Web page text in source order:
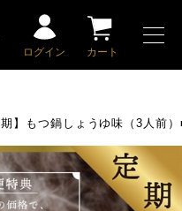
ログイン カート
期】もつ鍋しょうゆ味（3人前